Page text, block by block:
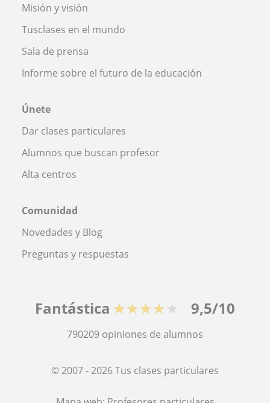
Misión y visión
Tusclases en el mundo
Sala de prensa
Informe sobre el futuro de la educación
Únete
Dar clases particulares
Alumnos que buscan profesor
Alta centros
Comunidad
Novedades y Blog
Preguntas y respuestas
Fantástica ★★★★★ 9,5/10
790209 opiniones de alumnos
© 2007 - 2026 Tus clases particulares